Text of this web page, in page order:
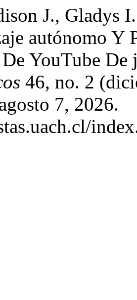
J., Gladys
autónomo Y
YouTube
46, no. 2
7, 2026.